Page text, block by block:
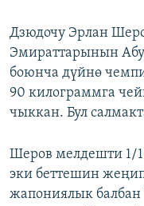
Дзюдочу Эрлан
Эмираттарынын
боюнча дүйнө
90 килограммга
чыккан. Бул
Шеров мелдешти 1/
эки беттешин
жапониялык балбан